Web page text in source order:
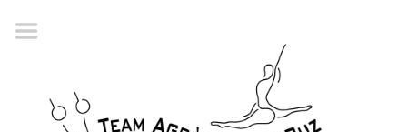
Accueil
Championnat romand
2022